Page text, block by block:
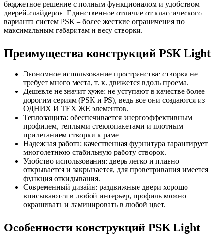
бюджетное решение с полным функционалом и удобством
дверей-слайдеров. Единственное отличие от классического
варианта систем PSК – более жесткие ограничения по
максимальным габаритам и весу створки.
Преимущества конструкций PSК Light
Экономное использование пространства: створка не
требует много места, т. к. движется вдоль проема.
Дешевле не значит хуже: не уступают в качестве более
дорогим сериям (PSK и PS), ведь все они создаются из
ОДНИХ И ТЕХ ЖЕ элементов.
Теплозащита: обеспечивается энергоэффективным
профилем, теплыми стеклопакетами и плотным
прилеганием створки к раме.
Надежная работа: качественная фурнитура гарантирует
многолетнюю стабильную работу створок.
Удобство использования: дверь легко и плавно
открывается и закрывается, для проветривания имеется
функция откидывания.
Современный дизайн: раздвижные двери хорошо
вписываются в любой интерьер, профиль можно
окрашивать и ламинировать в любой цвет.
Особенности конструкций PSК Light